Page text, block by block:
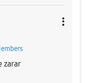
zarar